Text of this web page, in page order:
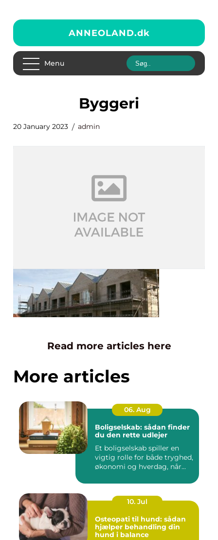
ANNEOLAND.dk
Menu
byggeri
20 January 2023 admin
Read more articles here
More articles
06. Aug
Boligselskab: sådan finder
du den rette udlejer
Et boligselskab spiller en
vigtig rolle for både tryghed,
økonomi og hverdag, når...
10. Jul
Osteopati til hund: sådan
hjælper behandling din
hund i balance